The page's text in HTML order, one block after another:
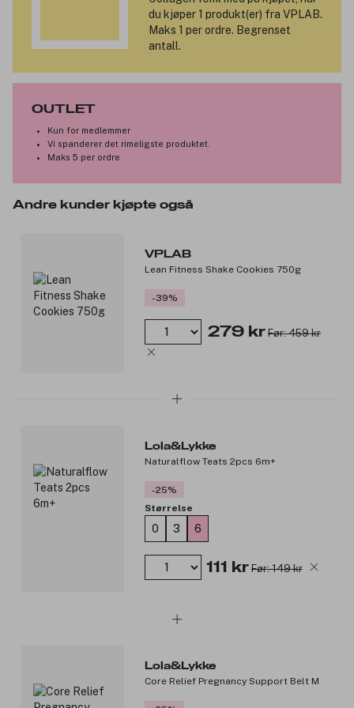
du kjøper 1 produkt(er) fra VPLAB.
Maks 1 per ordre. Begrenset
antall.
OUTLET
Kun for medlemmer
Vi spanderer det rimeligste produktet.
Maks 5 per ordre
Andre kunder kjøpte også
VPLAB
Lean Fitness Shake Cookies 750g
-39%
279 kr Før: 459 kr
Lola&Lykke
Naturalflow Teats 2pcs 6m+
-25%
Størrelse
0 3 6
111 kr Før: 149 kr
Lola&Lykke
Core Relief Pregnancy Support Belt M